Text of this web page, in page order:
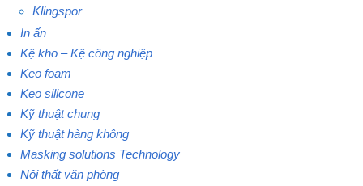
Klingspor
In ấn
Kệ kho – Kệ công nghiệp
Keo foam
Keo silicone
Kỹ thuật chung
Kỹ thuật hàng không
Masking solutions Technology
Nội thất văn phòng